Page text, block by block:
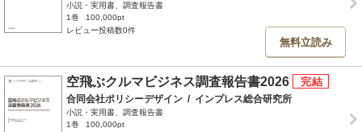
小説・実用書、調査報告書
1巻
100,000pt
レビュー投稿数0件
無料立読み
空飛ぶクルマビジネス調査報告書2026
合同会社ポリシーデザイン / インプレス総合研究所
小説・実用書、調査報告書
1巻
100,000pt